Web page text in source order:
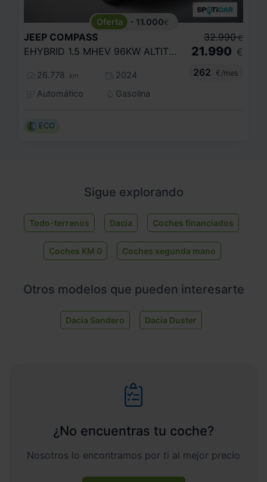
- 11.000€
JEEP COMPASS
EHYBRID 1.5 MHEV 96KW ALTITUDE DCT
26.778 km
2024
Automático
Gasolina
32.990 €
21.990 €
262
€/mes
ECO
Sigue explorando
Todo-terrenos Dacia Coches financiados
Coches KM 0 Coches segunda mano
Otros modelos que pueden interesarte
Dacia Sandero Dacia Duster
¿No encuentras tu coche?
Nosotros lo encontramos por ti al mejor precio